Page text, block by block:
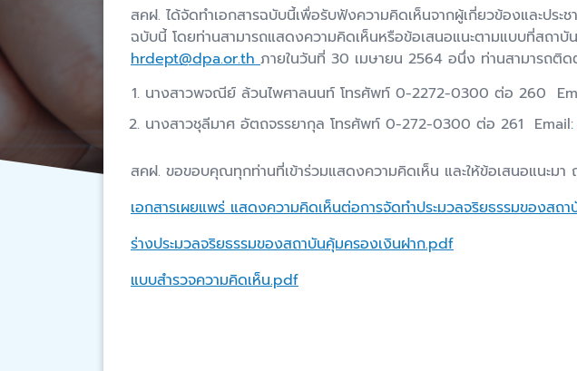
สคฝ. ได้จัดทำเอกสารฉบับนี้เพื่อรับฟังความคิดเห็นจากผู้เกี่ยวข้องและประ
ฉบับนี้ โดยท่านสามารถแสดงความคิดเห็นหรือข้อเสนอแนะตามแบบที่สถ
hrdept@dpa.or.thภายในวันที่ 30 เมษายน 2564 อนึ่ง ท่านสามารถติ
นางสาวพจณีย์ ล้วนไพศาลนนท์ โทรศัพท์ 0-2272-0300 ต่อ 260
นางสาวชุลีมาศ อัตถจรรยากุล โทรศัพท์ 0-272-0300 ต่อ 261 Email:
สคฝ. ขอขอบคุณทุกท่านที่เข้าร่วมแสดงความคิดเห็น และให้ข้อเสนอแนะมา
เอกสารเผยแพร่ แสดงความคิดเห็นต่อการจัดทำประมวลจริยธรรมของสถ
ร่างประมวลจริยธรรมของสถาบันคุ้มครองเงินฝาก.pdf
แบบสำรวจความคิดเห็น.pdf